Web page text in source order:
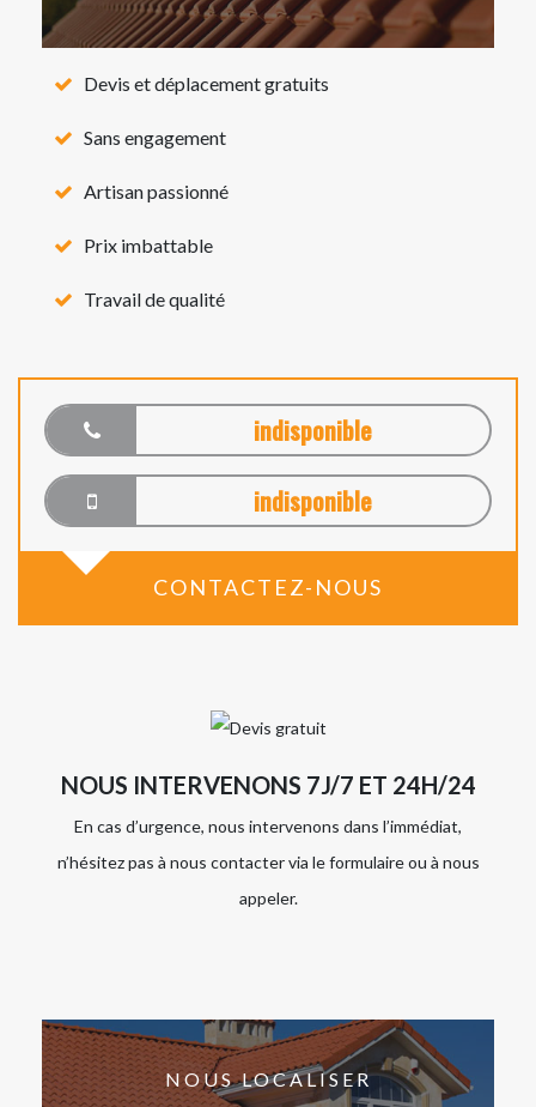
Devis et déplacement gratuits
Sans engagement
Artisan passionné
Prix imbattable
Travail de qualité
indisponible
indisponible
CONTACTEZ-NOUS
NOUS INTERVENONS 7J/7 ET 24H/24
En cas d’urgence, nous intervenons dans l’immédiat,
n’hésitez pas à nous contacter via le formulaire ou à nous
appeler.
NOUS LOCALISER